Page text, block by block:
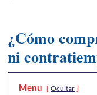
¿Cómo
ni
Menu Ocultar